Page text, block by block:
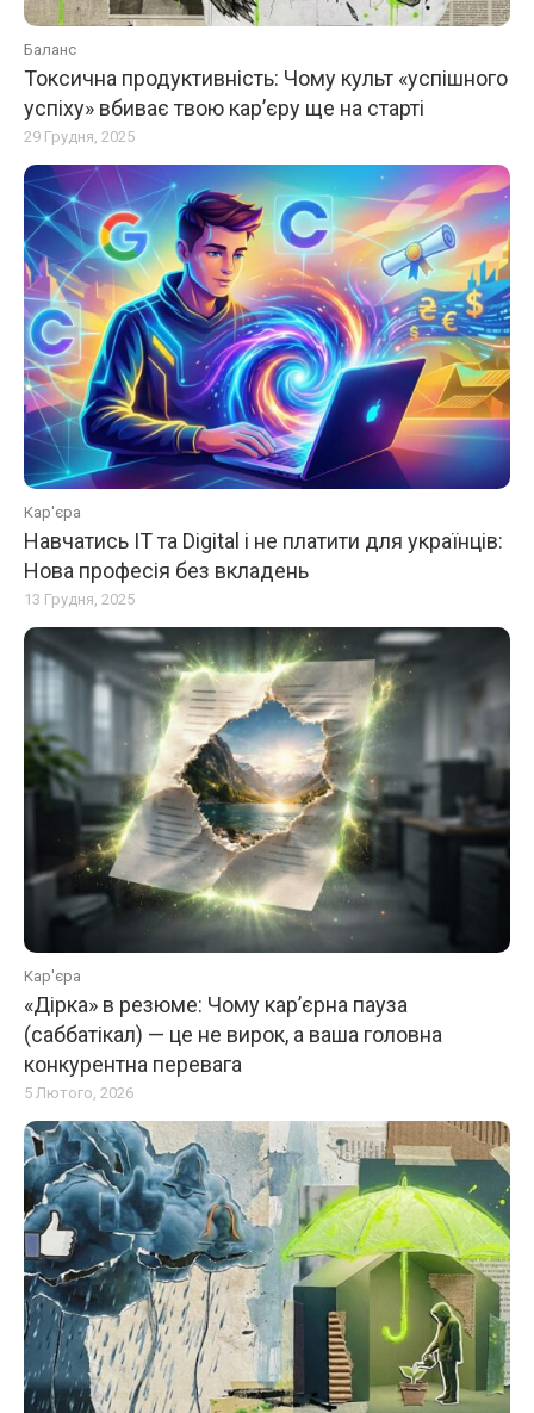
Баланс
Токсична продуктивність: Чому культ «успішного
успіху» вбиває твою кар’єру ще на старті
29 Грудня, 2025
Кар'єра
Навчатись IT та Digital і не платити для українців:
Нова професія без вкладень
13 Грудня, 2025
Кар'єра
«Дірка» в резюме: Чому кар’єрна пауза
(саббатікал) — це не вирок, а ваша головна
конкурентна перевага
5 Лютого, 2026